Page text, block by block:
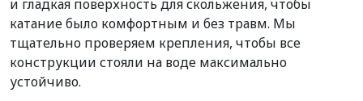
и гладкая поверхность для скольжения, чтобы
катание было комфортным и без травм. Мы
тщательно проверяем крепления, чтобы все
конструкции стояли на воде максимально
устойчиво.